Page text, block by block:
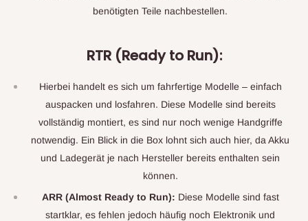
benötigten Teile nachbestellen.
RTR (Ready to Run):
Hierbei handelt es sich um fahrfertige Modelle – einfach
auspacken und losfahren. Diese Modelle sind bereits
vollständig montiert, es sind nur noch wenige Handgriffe
notwendig. Ein Blick in die Box lohnt sich auch hier, da Akku
und Ladegerät je nach Hersteller bereits enthalten sein
können.
ARR (Almost Ready to Run): Diese Modelle sind fast
startklar, es fehlen jedoch häufig noch Elektronik und